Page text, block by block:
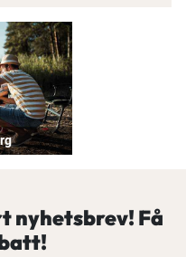
nyhetsbrev! Få